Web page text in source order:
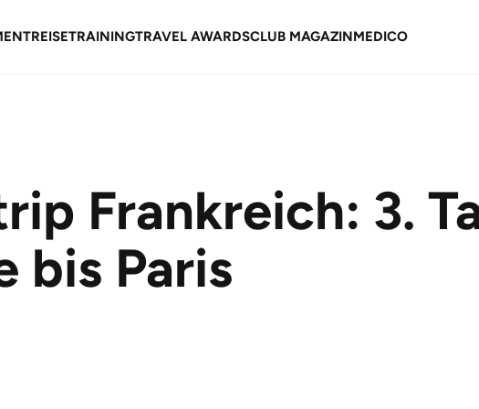
REISETRAININGTRAVEL AWARDSCLUB MAGAZINMEDICO
Frankreich: 3.
bis Paris